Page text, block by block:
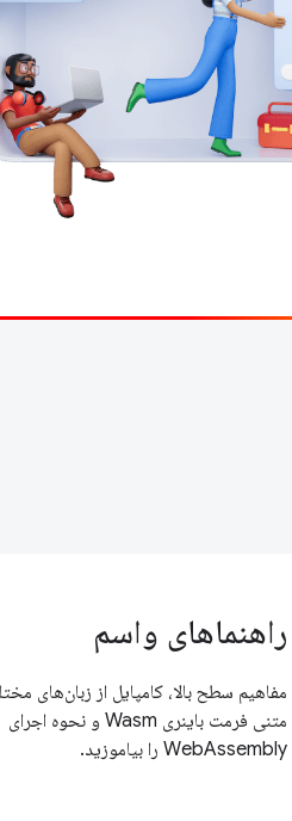
راهنماهای واسم
مفاهیم سطح بالا، کامپایل از زبان‌های
متنی فرمت باینری Wasm و نحوه اجرای
WebAssembly را بیاموزید.